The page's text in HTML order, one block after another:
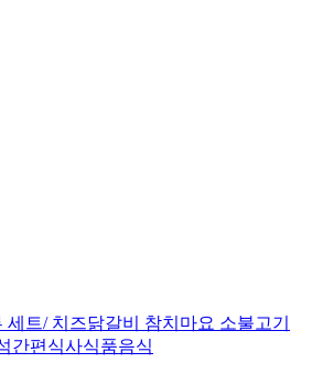
세트/ 치즈닭갈비 참치마요 소불고기
간편식사식품음식